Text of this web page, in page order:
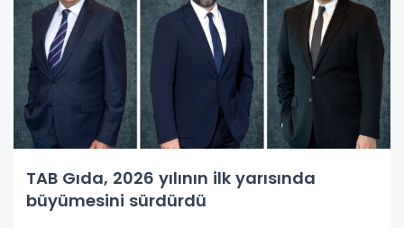
TAB Gıda, 2026 yılının ilk yarısında
büyümesini sürdürdü